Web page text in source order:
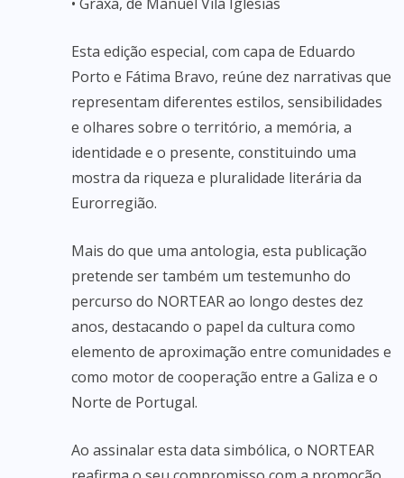
Esta edição especial, com capa de Eduardo
Porto e Fátima Bravo, reúne dez narrativas que
representam diferentes estilos, sensibilidades
e olhares sobre o território, a memória, a
identidade e o presente, constituindo uma
mostra da riqueza e pluralidade literária da
Eurorregião.
Mais do que uma antologia, esta publicação
pretende ser também um testemunho do
percurso do NORTEAR ao longo destes dez
anos, destacando o papel da cultura como
elemento de aproximação entre comunidades e
como motor de cooperação entre a Galiza e o
Norte de Portugal.
Ao assinalar esta data simbólica, o NORTEAR